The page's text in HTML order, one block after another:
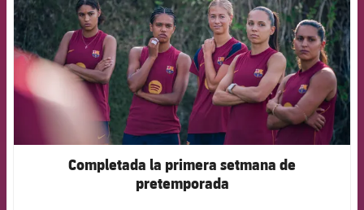
Completada la primera setmana de
pretemporada